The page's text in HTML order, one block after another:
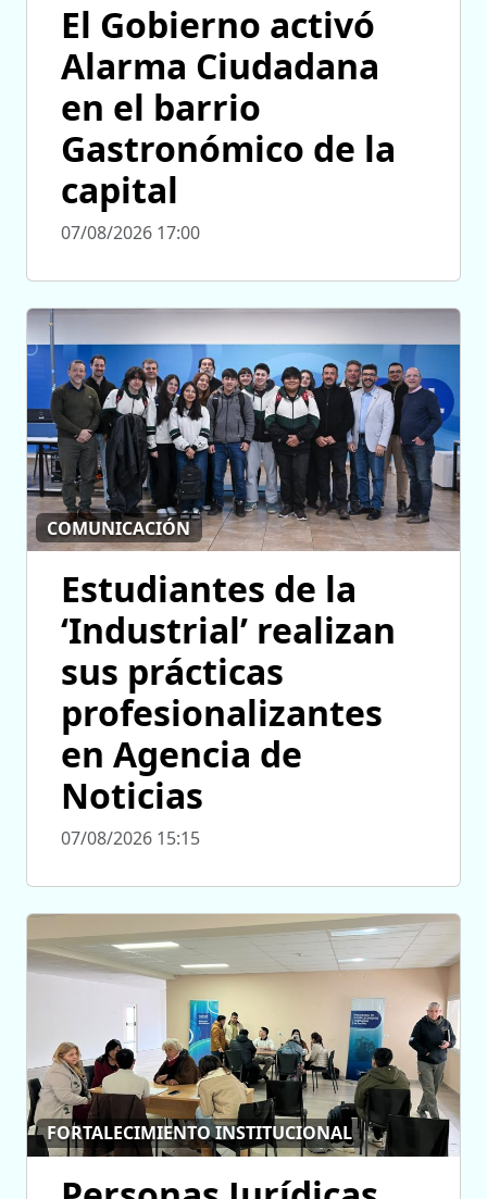
El Gobierno activó
Alarma Ciudadana
en el barrio
Gastronómico de la
capital
07/08/2026 17:00
COMUNICACIÓN
Estudiantes de la
‘Industrial’ realizan
sus prácticas
profesionalizantes
en Agencia de
Noticias
07/08/2026 15:15
FORTALECIMIENTO INSTITUCIONAL